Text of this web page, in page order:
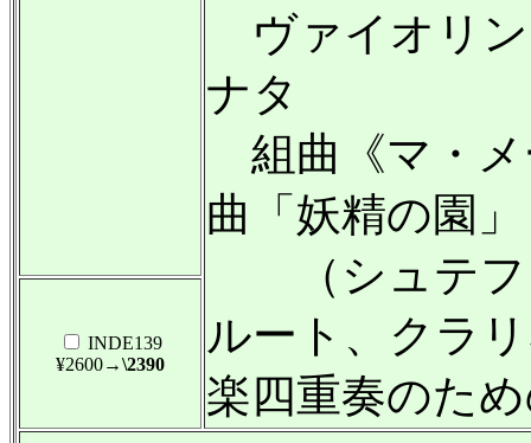
ヴァイオリ
ナタ
組曲《マ・メ
曲「妖精の園」
（シュテフ
ルート、クラ
楽四重奏のた
INDE139
¥2600→\2390